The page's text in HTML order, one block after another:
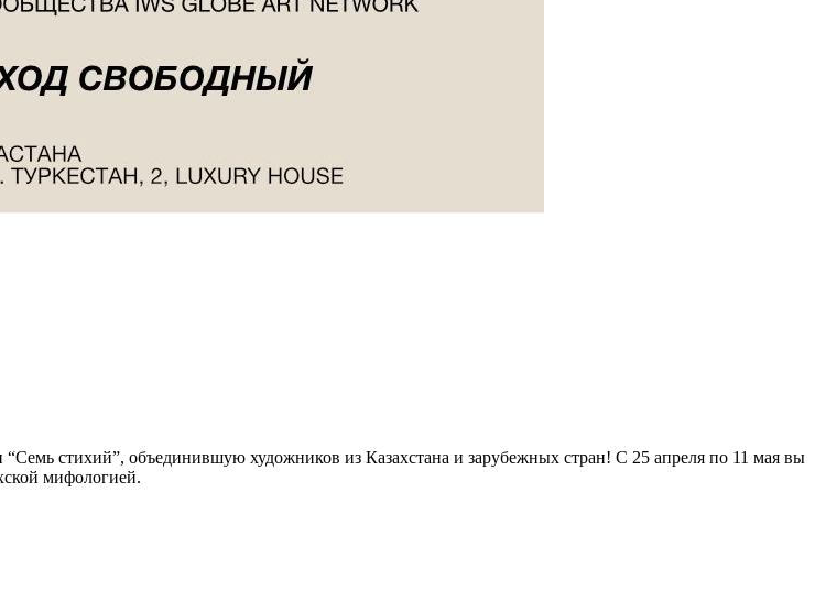
стихий”, объединившую художников из Казахстана и зарубежных стран! С 25 апреля по 11 мая вы
мифологией.